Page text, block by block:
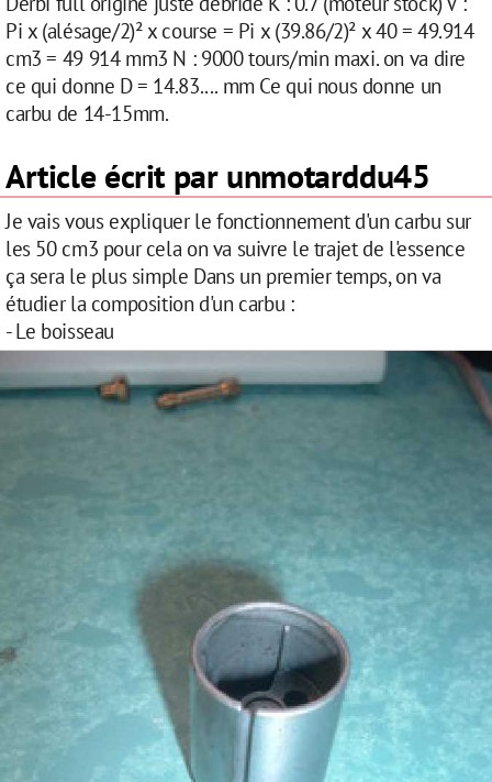
Pi x (alésage/2)² x course = Pi x (39.86/2)² x 40 = 49.914
cm3 = 49 914 mm3 N : 9000 tours/min maxi. on va dire
ce qui donne D = 14.83.... mm Ce qui nous donne un
carbu de 14-15mm.
Article écrit par unmotarddu45
Je vais vous expliquer le fonctionnement d'un carbu sur
les 50 cm3 pour cela on va suivre le trajet de l'essence
ça sera le plus simple Dans un premier temps, on va
étudier la composition d'un carbu :
- Le boisseau